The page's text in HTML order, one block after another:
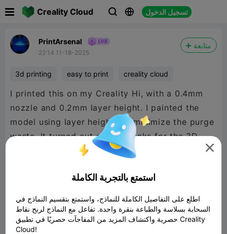
Creality Cloud   تسجيل الدخول
PrintArsenal
22:14 11-18-2025
متابعة
3d printing easy to print creality cloud
I printed this on my Creality Hi, with a 0.4mm
nozzle and 0.2mm layer height. I painted the
model using layer heights to minimize the purge
waste, It turned out great, thanks for the 3D

استمتع بالتجربة الكاملة
اطلع على التفاصيل الكاملة للنماذج، واستمتع بتقسيم النماذج في
السحابة بسلاسة والطباعة بنقرة واحدة. تفاعل مع النماذج لربح نقاط
حصرية واكتشاف المزيد من المفاجآت حصريًا في تطبيق Creality
Cloud!